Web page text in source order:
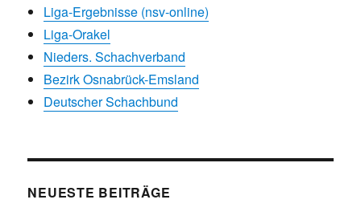
Liga-Ergebnisse (nsv-online)
Liga-Orakel
Nieders. Schachverband
Bezirk Osnabrück-Emsland
Deutscher Schachbund
NEUESTE BEITRÄGE